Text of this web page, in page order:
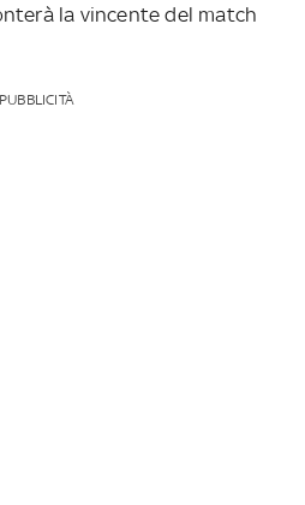
la vincente del match
PUBBLICITÀ